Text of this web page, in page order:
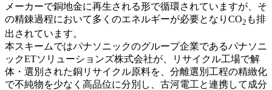
メーカーで銅地金に再生される形で循環されていますが、そ
の精錬過程において多くのエネルギーが必要となりCO2 も排
出されています。
本スキームではパナソニックのグループ企業であるパナソニ
ックETソリューションズ株式会社が、リサイクル工場で解
体・選別された銅リサイクル原料を、分離選別工程の精緻化
で不純物を少なく高品位に分別し、古河電工と連携して成分